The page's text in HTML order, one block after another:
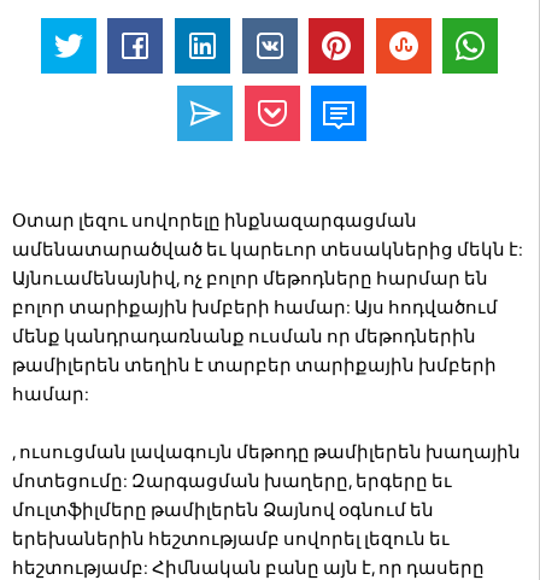
Օտար լեզու սովորելը ինքնազարգացման
ամենատարածված եւ կարեւոր տեսակներից մեկն է:
Այնուամենայնիվ, ոչ բոլոր մեթոդները հարմար են
բոլոր տարիքային խմբերի համար: Այս հոդվածում
մենք կանդրադառնանք ուսման որ մեթոդներին
թամիլերեն տեղին է տարբեր տարիքային խմբերի
համար:
, ուսուցման լավագույն մեթոդը թամիլերեն խաղային
մոտեցումը: Զարգացման խաղերը, երգերը եւ
մուլտֆիլմերը թամիլերեն Ձայնով օգնում են
երեխաներին հեշտությամբ սովորել լեզուն եւ
հեշտությամբ: Հիմնական բանը այն է, որ դասերը